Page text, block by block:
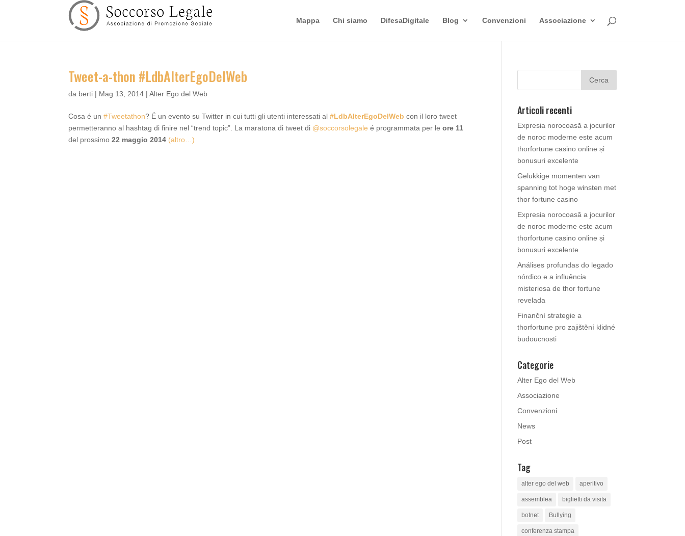
Mappa Chi siamo DifesaDigitale Blog Convenzioni Associazione
Tweet-a-thon #LdbAlterEgoDelWeb
da berti | Mag 13, 2014 |Alter Ego del Web
Cosa é un#Tweetathon? É un evento su Twitter in cui tutti gli utenti interessati al#LdbAlterEgoDelWeb con il loro tweet
permetteranno al hashtag di finire nel “trend topic”. La maratona di tweet di @soccorsolegale é programmata per leore 11
del prossimo22 maggio 2014 (altro…)
Articoli recenti
Expresia norocoasă a jocurilor
de noroc moderne este acum
thorfortune casino online și
bonusuri excelente
Gelukkige momenten van
spanning tot hoge winsten met
thor fortune casino
Expresia norocoasă a jocurilor
de noroc moderne este acum
thorfortune casino online și
bonusuri excelente
Análises profundas do legado
nórdico e a influência
misteriosa de thor fortune
revelada
Finanční strategie a
thorfortune pro zajištění klidné
budoucnosti
Categorie
Alter Ego del Web
Associazione
Convenzioni
News
Post
Tag
alter ego del web aperitivo
assemblea biglietti da visita
botnet Bullying
conferenza stampa